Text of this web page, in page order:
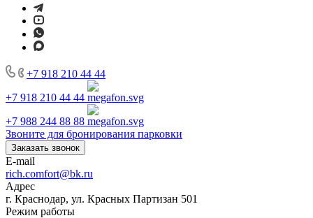
+7 918 210 44 44
+7 918 210 44 44
+7 988 244 88 88
Звоните для бронирования парковки
Заказать звонок
E-mail
rich.comfort@bk.ru
Адрес
г. Краснодар, ул. Красных Партизан 501
Режим работы